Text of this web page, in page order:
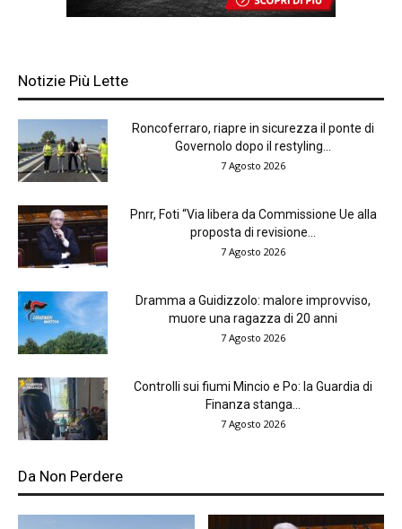
Notizie Più Lette
Roncoferraro, riapre in sicurezza il ponte di
Governolo dopo il restyling...
7 Agosto 2026
Pnrr, Foti “Via libera da Commissione Ue alla
proposta di revisione...
7 Agosto 2026
Dramma a Guidizzolo: malore improvviso,
muore una ragazza di 20 anni
7 Agosto 2026
Controlli sui fiumi Mincio e Po: la Guardia di
Finanza stanga...
7 Agosto 2026
Da Non Perdere